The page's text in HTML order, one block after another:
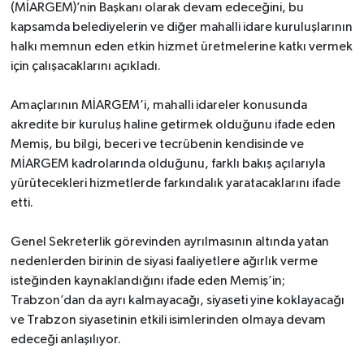
(MİARGEM)’nin Başkanı olarak devam edeceğini, bu
kapsamda belediyelerin ve diğer mahalli idare kuruluşlarının
halkı memnun eden etkin hizmet üretmelerine katkı vermek
için çalışacaklarını açıkladı.
Amaçlarının MİARGEM’i, mahalli idareler konusunda
akredite bir kuruluş haline getirmek olduğunu ifade eden
Memiş, bu bilgi, beceri ve tecrübenin kendisinde ve
MİARGEM kadrolarında olduğunu, farklı bakış açılarıyla
yürütecekleri hizmetlerde farkındalık yaratacaklarını ifade
etti.
Genel Sekreterlik görevinden ayrılmasının altında yatan
nedenlerden birinin de siyasi faaliyetlere ağırlık verme
isteğinden kaynaklandığını ifade eden Memiş’in;
Trabzon’dan da ayrı kalmayacağı, siyaseti yine koklayacağı
ve Trabzon siyasetinin etkili isimlerinden olmaya devam
edeceği anlaşılıyor.